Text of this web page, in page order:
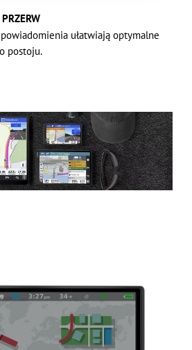
ułatwiają optymalne
postoju.